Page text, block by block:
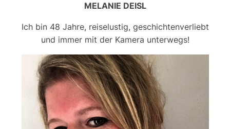
MELANIE DEISL
Ich bin 48 Jahre, reiselustig, geschichtenverliebt
und immer mit der Kamera unterwegs!